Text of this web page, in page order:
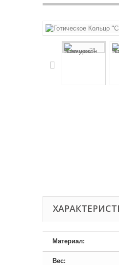
Материал:
Вес: